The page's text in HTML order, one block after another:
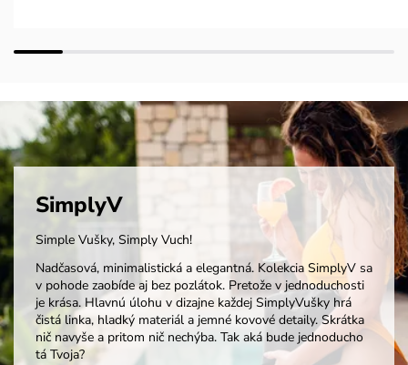
SimplyV
Simple Vušky, Simply Vuch!
Nadčasová, minimalistická a elegantná. Kolekcia SimplyV sa
v pohode zaobíde aj bez pozlátok. Pretože v jednoduchosti
je krása. Hlavnú úlohu v dizajne každej SimplyVušky hrá
čistá linka, hladký materiál a jemné kovové detaily. Skrátka
nič navyše a pritom nič nechýba. Tak aká bude jednoducho
tá Tvoja?